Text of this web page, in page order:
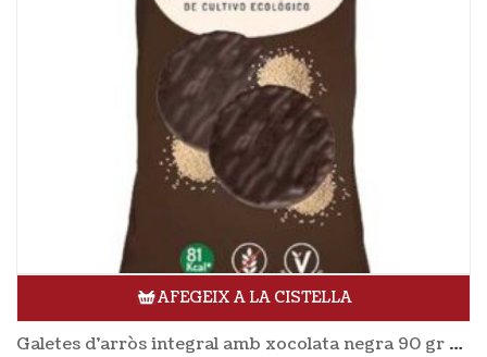
AFEGEIX A LA CISTELLA
Galetes d’arròs integral amb xocolata negra 90 gr EL GRANERO